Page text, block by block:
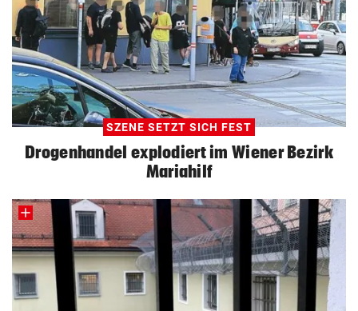
SZENE SETZT SICH FEST
Drogenhandel explodiert im Wiener Bezirk
Mariahilf